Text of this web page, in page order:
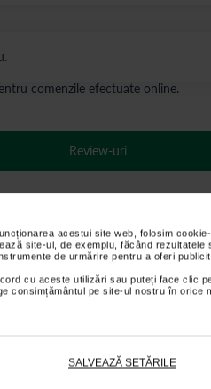
acestui site web, folosim
site-ul, de exemplu, făcând
de urmărire pentru a oferi
cu aceste utilizări sau puteți face clic
consimțământul pe site-ul nostru în orice
SALVEAZĂ SETĂRILE
comenzile efectuate online.
de Filtrare Bacteriana ridicata (BFE)
Review-uri